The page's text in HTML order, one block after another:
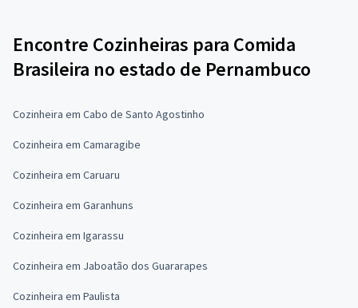
Encontre Cozinheiras para Comida
Brasileira no estado de Pernambuco
Cozinheira em Cabo de Santo Agostinho
Cozinheira em Camaragibe
Cozinheira em Caruaru
Cozinheira em Garanhuns
Cozinheira em Igarassu
Cozinheira em Jaboatão dos Guararapes
Cozinheira em Paulista